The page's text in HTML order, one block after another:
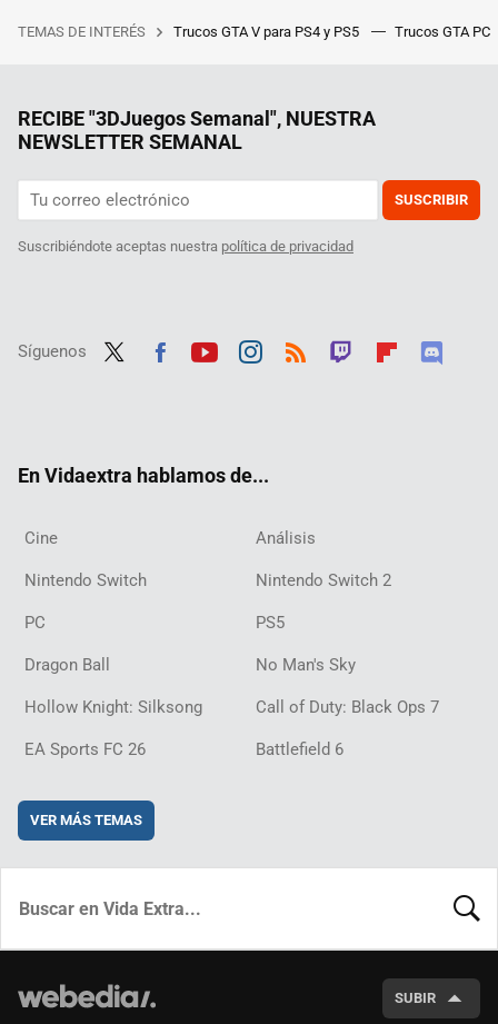
TEMAS DE INTERÉS Trucos GTA V para PS4 y PS5 Trucos GTA PC
RECIBE "3DJuegos Semanal", NUESTRA
NEWSLETTER SEMANAL
SUSCRIBIR
Suscribiéndote aceptas nuestra política de privacidad
Síguenos
En Vidaextra hablamos de...
Cine Análisis
Nintendo Switch Nintendo Switch 2
PC PS5
Dragon Ball No Man's Sky
Hollow Knight: Silksong Call of Duty: Black Ops 7
EA Sports FC 26 Battlefield 6
VER MÁS TEMAS
SUBIR